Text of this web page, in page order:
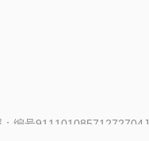
：编号91110108571272704J